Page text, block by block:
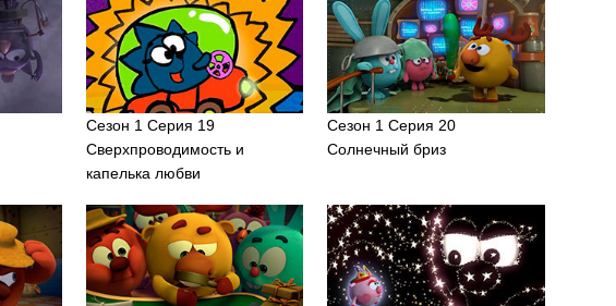
Сезон 1 Серия 19
Сверхпроводимость и
капелька любви
Сезон 1 Серия 20
Солнечный бриз